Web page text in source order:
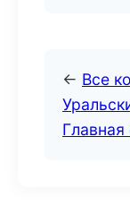
← Все
Главная